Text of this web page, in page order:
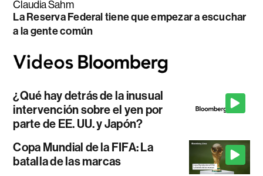
Claudia Sahm
La Reserva Federal tiene que empezar a escuchar
a la gente común
¿Qué hay detrás de la inusual
intervención sobre el yen por
parte de EE. UU. y Japón?
Copa Mundial de la FIFA: La
batalla de las marcas